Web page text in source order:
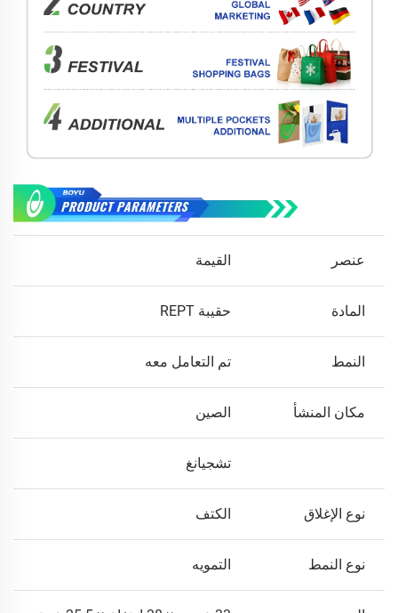
عنصر القيمة
المادة حقيبة REPT
النمط تم التعامل معه
مكان المنشأ الصين
تشجيانغ
نوع الإغلاق الكتف
نوع النمط التمويه